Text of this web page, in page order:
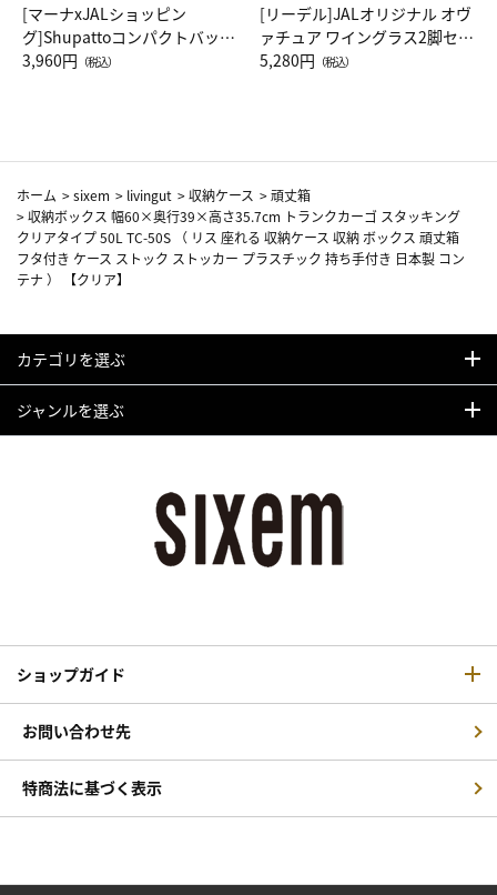
[マーナxJALショッピン
グ]Shupattoコンパクトバッグ
Drop JAL客室乗務員（LC）ス
3,960円 （税込）
[リーデル]JALオリジナル オヴ
ァチュア ワイングラス2脚セッ
ト（レッドワイン）
5,280円 （税込）
ホーム >sixem > livingut >収納ケース >頑丈箱
>収納ボックス 幅60×奥行39×高さ35.7cm トランクカーゴ スタッキング
クリアタイプ 50L TC-50S （ リス 座れる 収納ケース 収納 ボックス 頑丈箱
フタ付き ケース ストック ストッカー プラスチック 持ち手付き 日本製 コン
テナ ） 【クリア】
カテゴリを選ぶ
ジャンルを選ぶ
ショップガイド
お問い合わせ先
特商法に基づく表示